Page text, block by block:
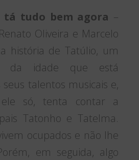
tá tudo bem agora –
Oliveira e Marcelo
história de Tatúlio, um
idade que está
talentos musicais e,
só, tenta contar a
Tatonho e Tatelma.
ocupados e não lhe
em seguida, algo